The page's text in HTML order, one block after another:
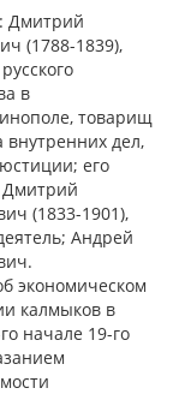
Дмитрий
(1788-1839),
в
товарищ
внутренних дел,
его
(1833-1901),
Андрей
экономическом
калмыков в
начале 19-го